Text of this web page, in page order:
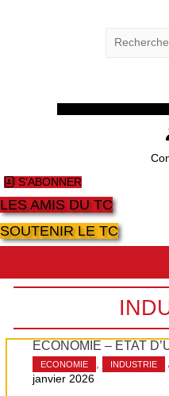
Rechercher :
S'ABONNER
LES AMIS DU TC
SOUTENIR LE TC
ECONOMIE – ÉTAT
ECONOMIE , INDUSTRIE
janvier 2026